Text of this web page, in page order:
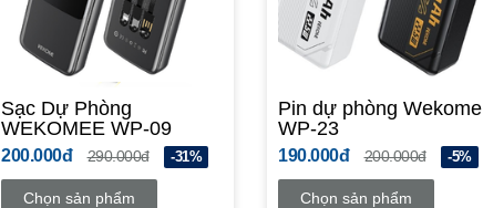
Sạc Dự Phòng
WEKOMEE WP-09
200.000đ 290.000đ -31%
Chọn sản phẩm
Pin dự phòng Wekome
WP-23
190.000đ 200.000đ -5%
Chọn sản phẩm